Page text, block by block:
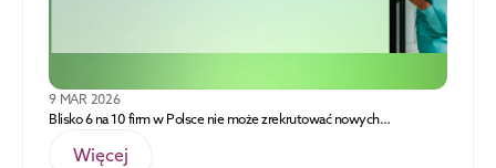
9 MAR 2026
Blisko 6 na 10 firm w Polsce nie może zrekrutować nowych
Więcej